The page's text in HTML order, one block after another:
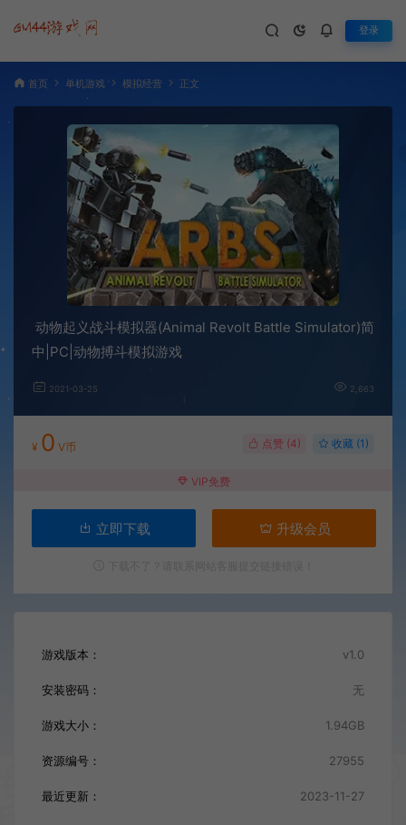
登录
首页 单机游戏 模拟经营 正文
动物起义战斗模拟器(Animal Revolt Battle Simulator)简
中|PC|动物搏斗模拟游戏
2021-03-25 2,663
¥ 0 V币 点赞 (4) 收藏 (1)
VIP免费
立即下载 升级会员
游戏版本： v1.0
安装密码： 无
游戏大小： 1.94GB
资源编号： 27955
最近更新： 2023-11-27